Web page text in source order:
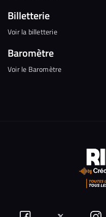
Billetterie
Voir la billetterie
Baromètre
Voir le Baromètre